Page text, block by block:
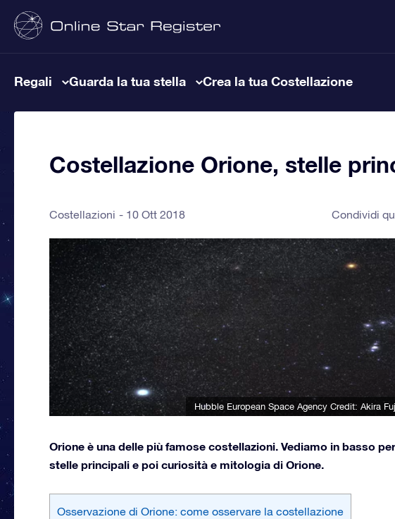
Regali Guarda la tua stella Crea la tua Costellazione
Costellazione Orione, stelle
Costellazioni 10 Ott 2018 Condividi
Hubble European Space Agency Credit: Akira
Orione è una delle più famose costellazioni. Vediamo in basso
stelle principali e poi curiosità e mitologia di Orione.
Osservazione di Orione: come osservare la costellazione